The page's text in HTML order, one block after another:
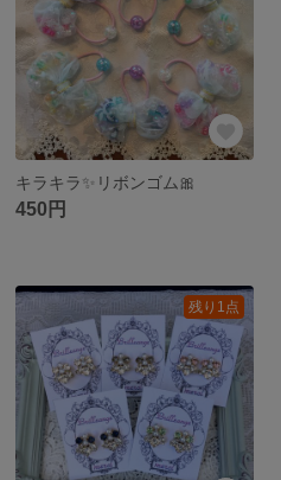
キラキラ✨リボンゴム🎀
450円
残り1点